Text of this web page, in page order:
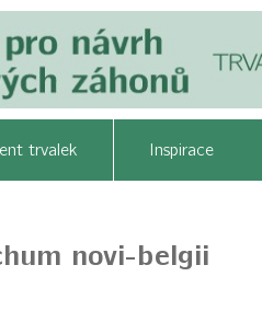
trvalek Inspirace
novi-belgii